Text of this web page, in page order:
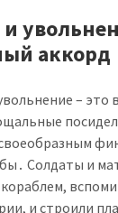
аккорд
– это
Солдаты и
и строили